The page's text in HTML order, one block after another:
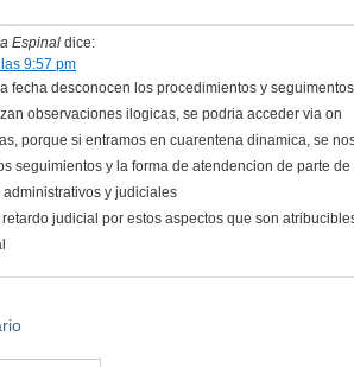
Espinal dice:
9:57 pm
fecha desconocen los procedimientos y seguimentos
observaciones ilogicas, se podria acceder via on
porque si entramos en cuarentena dinamica, se
seguimientos y la forma de atendencion de parte de
administrativos y judiciales
judicial por estos aspectos que son